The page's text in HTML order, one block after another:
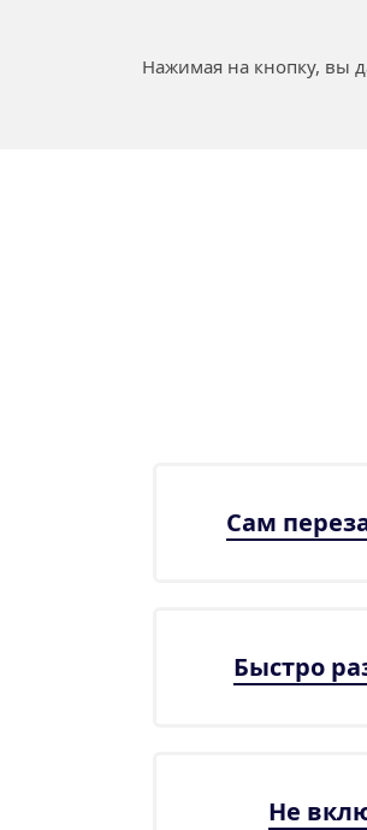
Нажимая на кнопку, вы
Сам
Быстро
Не